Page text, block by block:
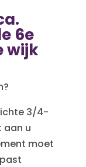
6e
wijk
3/4-
aan u
moet